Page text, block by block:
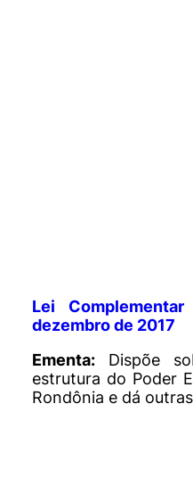
Lei
dezembro de 2017
Ementa: Dispõe
estrutura do Poder
Rondônia e dá